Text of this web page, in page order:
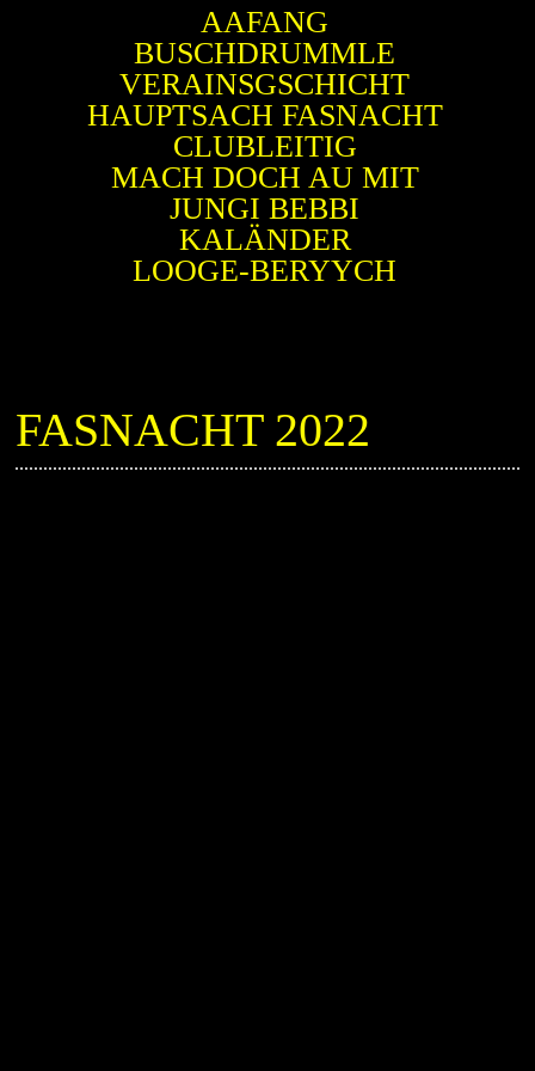
AAFANG
BUSCHDRUMMLE
VERAINSGSCHICHT
HAUPTSACH FASNACHT
CLUBLEITIG
MACH DOCH AU MIT
JUNGI BEBBI
KALÄNDER
LOOGE-BERYYCH
FASNACHT 2022